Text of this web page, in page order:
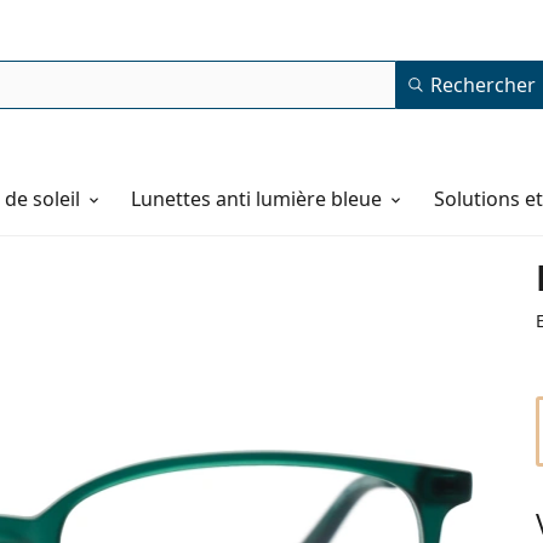
Rechercher
soleil Lunettes anti lumière bleue Solutions